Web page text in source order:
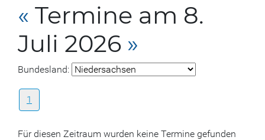
« Termine am 8.
Juli 2026 »
Bundesland:
1
Für diesen Zeitraum wurden keine Termine gefunden